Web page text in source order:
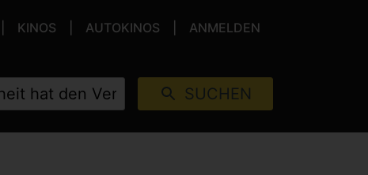
KINOS AUTOKINOS ANMELDEN
SUCHEN